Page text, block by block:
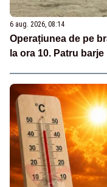
6 aug. 2026, 08:14
Operațiunea de pe
la ora 10. Patru